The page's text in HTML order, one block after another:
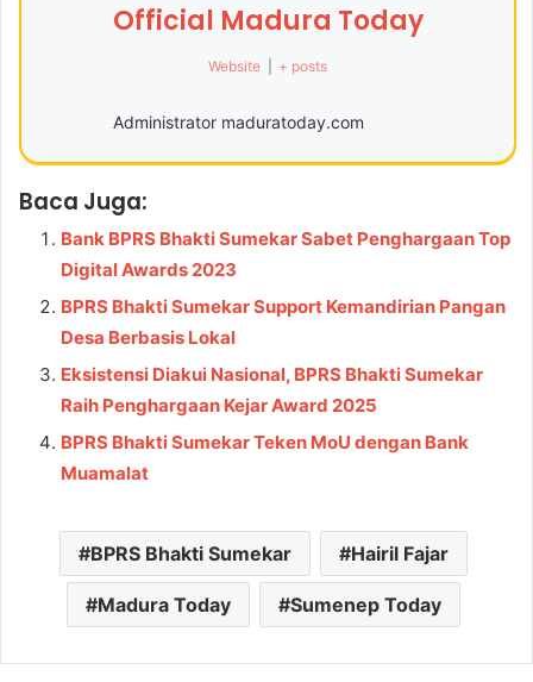
Official Madura Today
Website + posts
Administrator maduratoday.com
Baca Juga:
Bank BPRS Bhakti Sumekar Sabet Penghargaan Top
Digital Awards 2023
BPRS Bhakti Sumekar Support Kemandirian Pangan
Desa Berbasis Lokal
Eksistensi Diakui Nasional, BPRS Bhakti Sumekar
Raih Penghargaan Kejar Award 2025
BPRS Bhakti Sumekar Teken MoU dengan Bank
Muamalat
BPRS Bhakti Sumekar Hairil Fajar
Madura Today Sumenep Today